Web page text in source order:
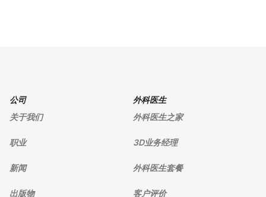
公司
关于我们
职业
新闻
出版物
外科医生
外科医生之家
3D业务经理
外科医生套餐
客户评价